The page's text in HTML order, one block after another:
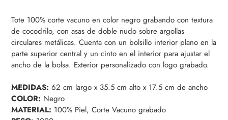
el
producto
a
tu
carrito
de
Tote 100% corte vacuno en color negro grabando con textura
de cocodrilo, con asas de doble nudo sobre argollas
circulares metálicas. Cuenta con un bolsillo interior plano en la
parte superior central y un cinto en el interior para ajustar el
ancho de la bolsa. Exterior personalizado con logo grabado.
MEDIDAS: 62 cm largo x 35.5 cm alto x 17.5 cm de ancho
COLOR: Negro
MATERIAL: 100% Piel, Corte Vacuno grabado